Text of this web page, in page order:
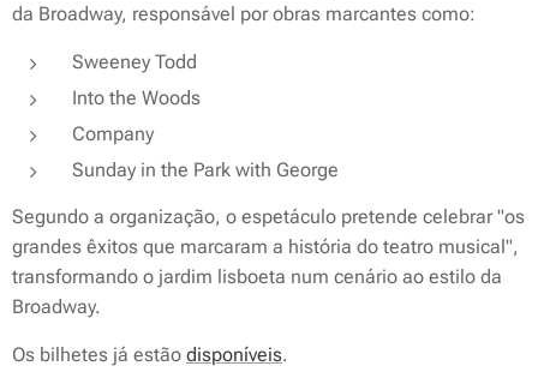
da Broadway, responsável por obras marcantes como:
Sweeney Todd
Into the Woods
Company
Sunday in the Park with George
Segundo a organização, o espetáculo pretende celebrar "os
grandes êxitos que marcaram a história do teatro musical",
transformando o jardim lisboeta num cenário ao estilo da
Broadway.
Os bilhetes já estão disponíveis.